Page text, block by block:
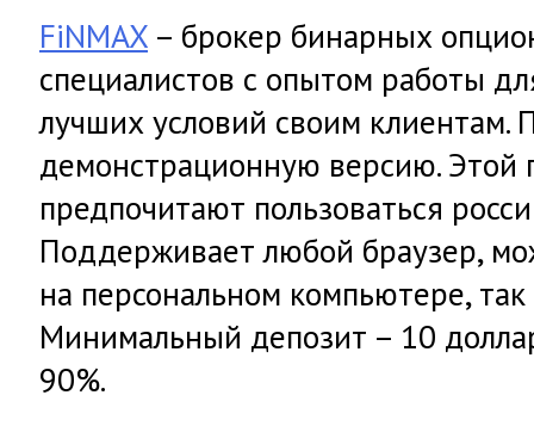
FiNMAX – брокер бинарных
специалистов с опытом работы
лучших условий своим клиентам.
демонстрационную версию. Этой
предпочитают пользоваться
Поддерживает любой браузер,
на персональном компьютере,
Минимальный депозит – 10
90%.